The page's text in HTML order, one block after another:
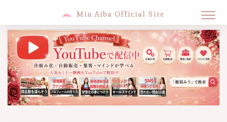
Miu Aiba Official Site